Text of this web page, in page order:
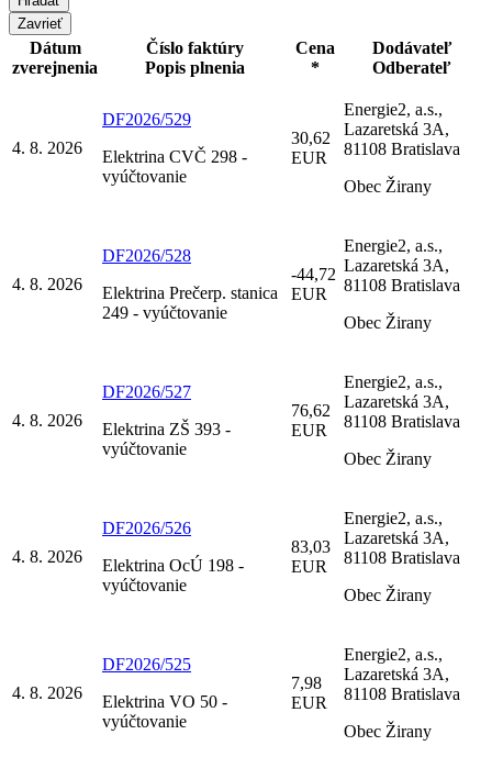
Zavrieť
Dátum
zverejnenia
Číslo faktúry
Popis plnenia
Cena
*
Dodávateľ
Odberateľ
4. 8. 2026
DF2026/529
Elektrina CVČ 298 -
vyúčtovanie
30,62
EUR
Energie2, a.s.,
Lazaretská 3A,
81108 Bratislava
Obec Žirany
4. 8. 2026
DF2026/528
Elektrina Prečerp. stanica
249 - vyúčtovanie
-44,72
EUR
Energie2, a.s.,
Lazaretská 3A,
81108 Bratislava
Obec Žirany
4. 8. 2026
DF2026/527
Elektrina ZŠ 393 -
vyúčtovanie
76,62
EUR
Energie2, a.s.,
Lazaretská 3A,
81108 Bratislava
Obec Žirany
4. 8. 2026
DF2026/526
Elektrina OcÚ 198 -
vyúčtovanie
83,03
EUR
Energie2, a.s.,
Lazaretská 3A,
81108 Bratislava
Obec Žirany
4. 8. 2026
DF2026/525
Elektrina VO 50 -
vyúčtovanie
7,98
EUR
Energie2, a.s.,
Lazaretská 3A,
81108 Bratislava
Obec Žirany